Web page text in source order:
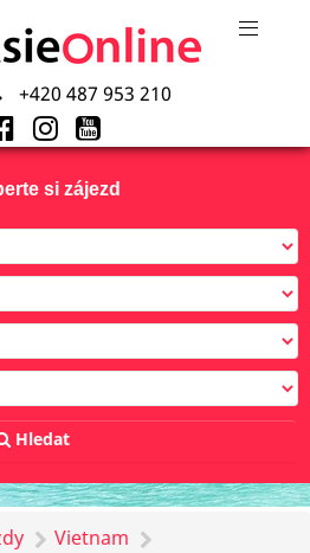
+420 487 953 210
si zájezd
Hledat
Vietnam